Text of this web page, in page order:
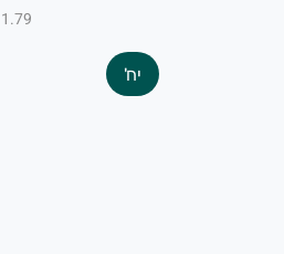
₪1.79 ל-
יח'